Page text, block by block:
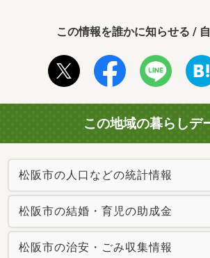
この情報を誰かに知らせる /
この地域の暮らしデ
松阪市の人口などの統計情報
松阪市の結婚・育児の助成金
松阪市の治安・ごみ収集情報